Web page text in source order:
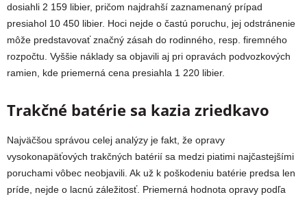
dosiahli 2 159 libier, pričom najdrahší zaznamenaný prípad
presiahol 10 450 libier. Hoci nejde o častú poruchu, jej odstránenie
môže predstavovať značný zásah do rodinného, resp. firemného
rozpočtu. Vyššie náklady sa objavili aj pri opravách podvozkových
ramien, kde priemerná cena presiahla 1 220 libier.
Trakčné batérie sa kazia zriedkavo
Najväčšou správou celej analýzy je fakt, že opravy
vysokonapäťových trakčných batérií sa medzi piatimi najčastejšími
poruchami vôbec neobjavili. Ak už k poškodeniu batérie predsa len
príde, nejde o lacnú záležitosť. Priemerná hodnota opravy podľa